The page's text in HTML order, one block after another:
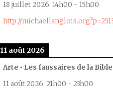
18 juillet 2026 14h00 - 15h00
http://
11 août 2026
Arte • Les faussaires de la Bible
11 août 2026 21h00 - 23h00